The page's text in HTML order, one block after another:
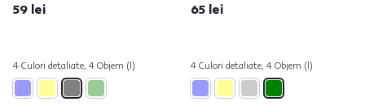
59 lei
4 Culori detaliate, 4 Objem (l)
65 lei
4 Culori detaliate, 4 Objem (l)